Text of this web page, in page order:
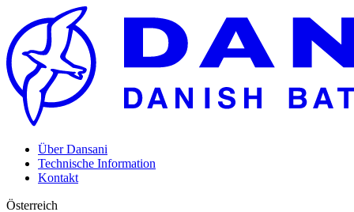
Über Dansani
Technische Information
Kontakt
Österreich